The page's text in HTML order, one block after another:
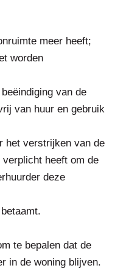
meer heeft;
worden
van de
van huur en gebruik
het verstrijken van de
heeft om de
deze
te bepalen dat de
in de woning blijven.